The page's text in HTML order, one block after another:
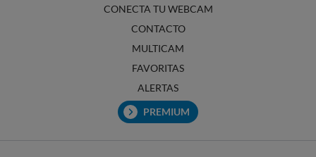
CONECTA TU WEBCAM
CONTACTO
MULTICAM
FAVORITAS
ALERTAS
PREMIUM